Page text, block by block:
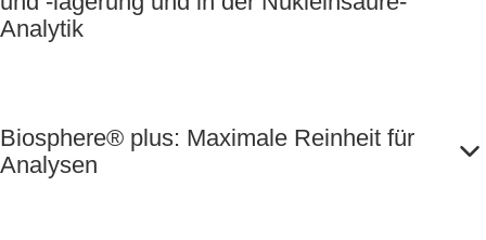
Analytik
Biosphere® plus: Maximale Reinheit für
Analysen